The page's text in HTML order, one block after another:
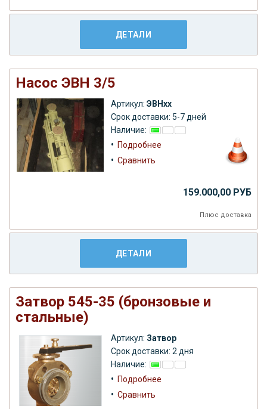
ДЕТАЛИ
Насос ЭВН 3/5
Артикул: ЭВНхх
Срок доставки: 5-7 дней
Наличие:
• Подробнее
• Сравнить
159.000,00 РУБ
Плюс доставка
ДЕТАЛИ
Затвор 545-35 (бронзовые и
стальные)
Артикул: Затвор
Срок доставки: 2 дня
Наличие:
• Подробнее
• Сравнить